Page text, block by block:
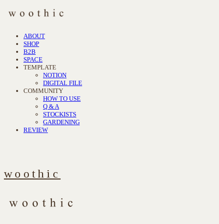
ABOUT
SHOP
B2B
SPACE
TEMPLATE
NOTION
DIGITAL FILE
COMMUNITY
HOW TO USE
Q & A
STOCKISTS
GARDENING
REVIEW
woothic